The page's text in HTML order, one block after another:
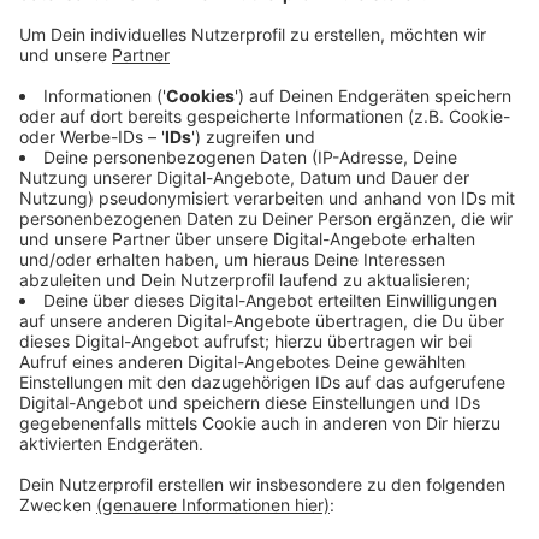
Radlader auf einem Feldweg. Gegen die beiden 17-
Jährigen wird jetzt ermittelt.
Veröffentlicht: Montag, 09.12.2019 16:15
Anzeige
In der Sonntagnacht haben zwei Jugendliche das
Ortsschild von Hangelar geklaut. Ein Zeuge des
Geschehens brachte die alarmierte Polizei dann zu
einem der beiden Täter, er musste mit auf die Wache.
Nach seinem Komplizen wird noch gefahndet.CM
Anzeige